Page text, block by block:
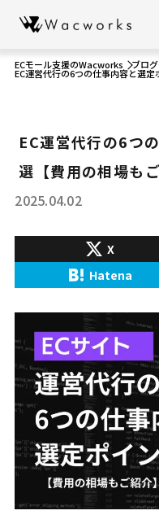
ECモール支援のWacworks ブロ
EC運営代行の6つの仕事内容と選定
EC運営代行の6つ
選【費用の相場もご
2025.04.02
X
Hatena